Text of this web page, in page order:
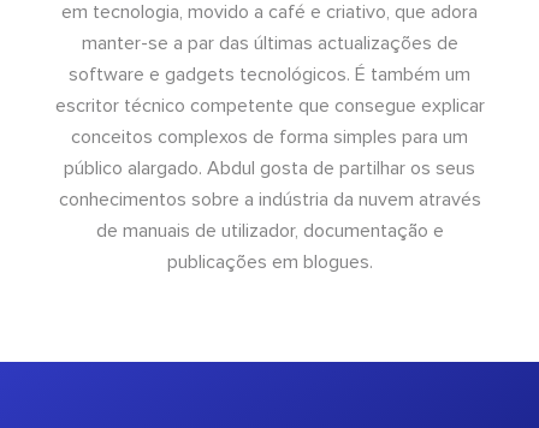
em tecnologia, movido a café e criativo, que adora
manter-se a par das últimas actualizações de
software e gadgets tecnológicos. É também um
escritor técnico competente que consegue explicar
conceitos complexos de forma simples para um
público alargado. Abdul gosta de partilhar os seus
conhecimentos sobre a indústria da nuvem através
de manuais de utilizador, documentação e
publicações em blogues.